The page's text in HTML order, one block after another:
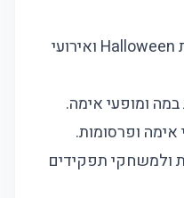
תחפושת מושלמת למסיבות Halloween ואירועי
ומופעי אימה.
ופרסומות.
ולמשחקי תפקידים